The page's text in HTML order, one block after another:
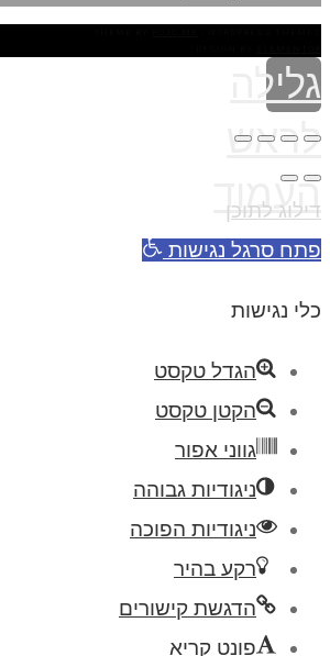
גלילה
לראש
העמוד
דילוג לתוכן
פתח סרגל נגישות
כלי נגישות
הגדל טקסט
הקטן טקסט
גווני אפור
ניגודיות גבוהה
ניגודיות הפוכה
רקע בהיר
הדגשת קישורים
פונט קריא